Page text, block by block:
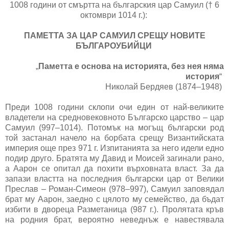
1008 години от смъртта на българския цар Самуил († 6
октомври 1014 г.):
ПАМЕТТА ЗА ЦАР САМУИЛ СРЕЩУ НОВИТЕ
БЪЛГАРОУБИЙЦИ
„Паметта е основа на историята, без нея няма
история“
Николай Бердяев (1874–1948)
Преди 1008 години склопи очи един от най-великите
владетели на средновековното Българско царство – цар
Самуил (997–1014). Потомък на могъщ български род
той застанал начело на борбата срещу Византийската
империя още през 971 г. Изпитанията за него идели едно
подир друго. Братята му Давид и Моисей загинали рано,
а Аарон се опитал да похити върховната власт. За да
запази властта на последния български цар от Велики
Преслав – Роман-Симеон (978–997), Самуил заповядал
брат му Аарон, заедно с цялото му семейство, да бъдат
избити в двореца Разметаница (987 г.). Пролятата кръв
на родния брат, вероятно неведнъж е навестявала